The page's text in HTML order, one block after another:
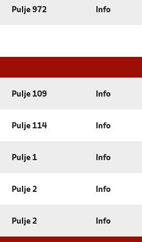
Pulje 972 Info
Pulje 109 Info
Pulje 114 Info
Pulje 1 Info
Pulje 2 Info
Pulje 2 Info